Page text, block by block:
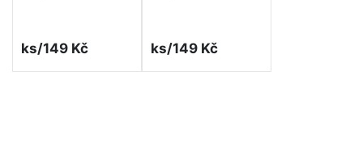
ks/149 Kč ks/149 Kč